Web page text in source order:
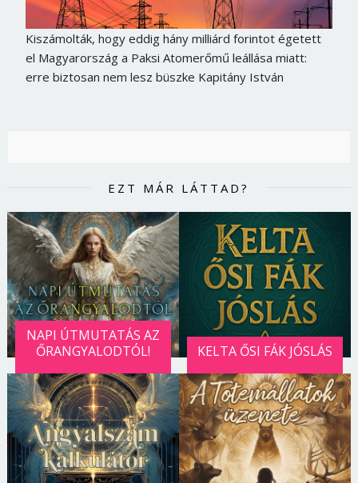
Kiszámolták, hogy eddig hány milliárd forintot égetett
el Magyarország a Paksi Atomerőmű leállása miatt:
erre biztosan nem lesz büszke Kapitány István
EZT MÁR LÁTTAD?
NAPI ÚTMUTATÁS AZ
ŐRANGYALODTÓL!
KELTA ŐSI FÁK JÓSLÁS
Borsonline bejelentkezés
E-mail cím vagy felhasználónév